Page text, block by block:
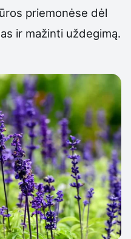
priemonėse dėl
ir mažinti uždegimą.